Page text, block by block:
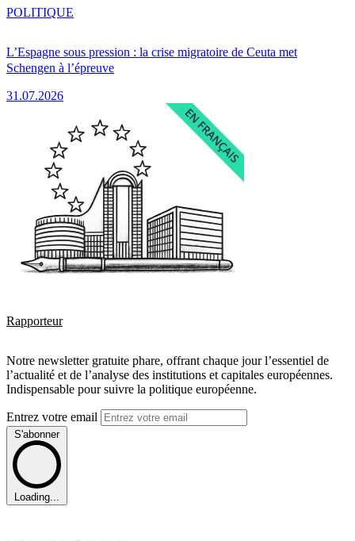
L’Espagne sous pression : la crise migratoire de Ceuta met
Schengen à l’épreuve
31.07.2026
POLITIQUE
Rapporteur
Notre newsletter gratuite phare, offrant chaque jour l’essentiel de
l’actualité et de l’analyse des institutions et capitales européennes.
Indispensable pour suivre la politique européenne.
Entrez votre email
S'abonner
Loading...